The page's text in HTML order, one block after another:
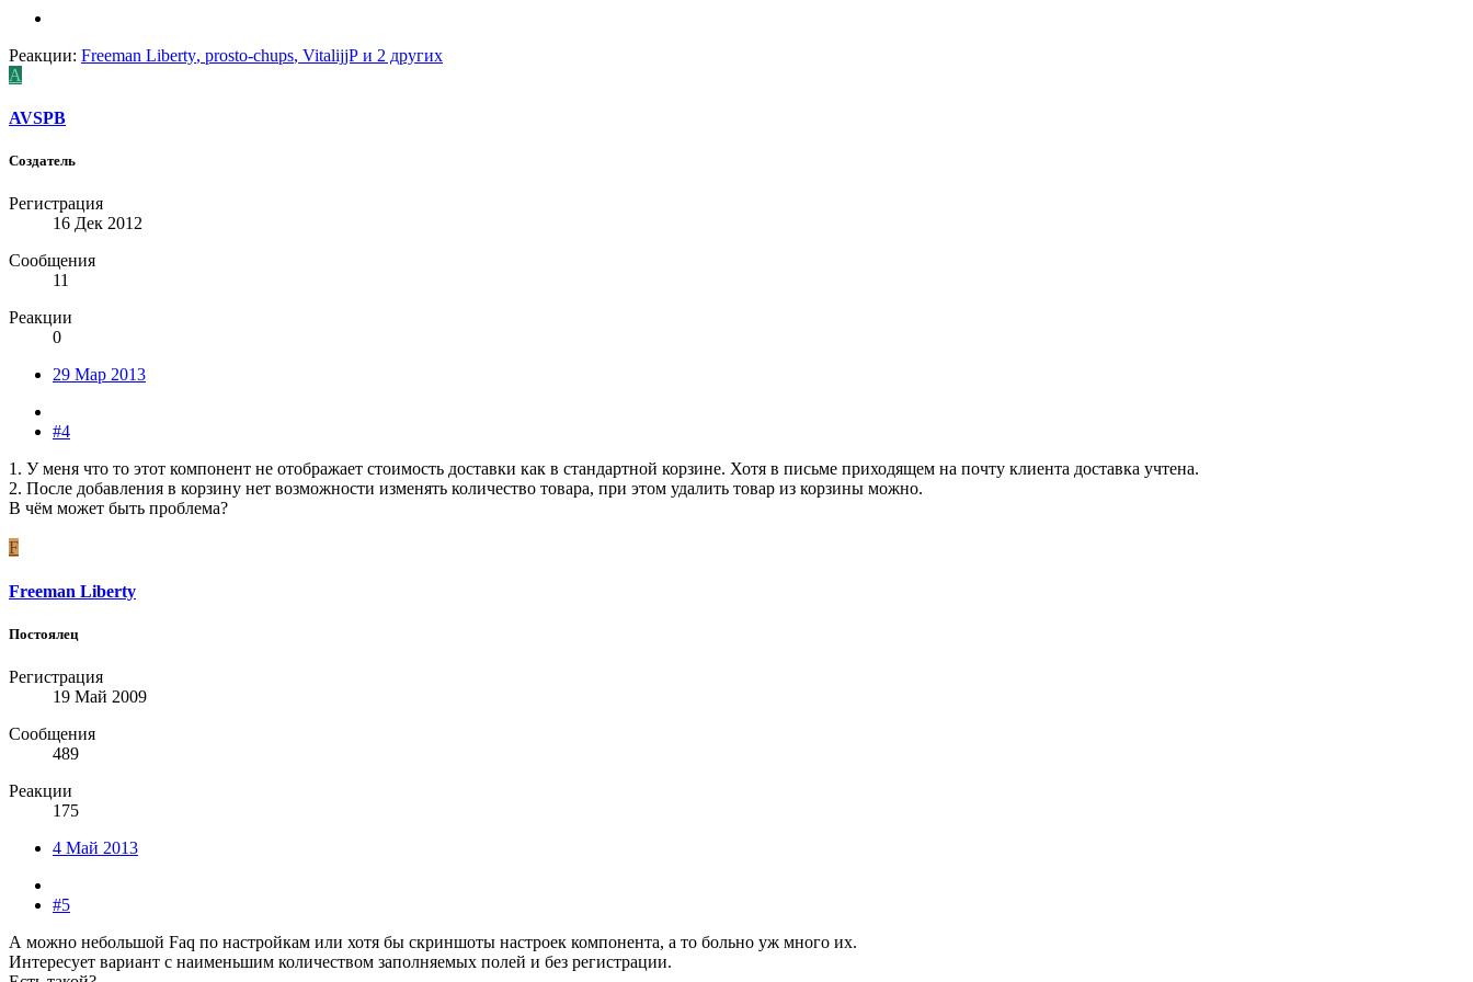
Реакции: Freeman Liberty, prosto-chups, VitalijjP и 2 других
A
AVSPB
Создатель
Регистрация
16 Дек 2012
Сообщения
11
Реакции
0
29 Мар 2013
#4
1. У меня что то этот компонент не отображает стоимость доставки как в стандартной корзине. Хотя в письме приходящем на почту клиента доставка учтена.
2. После добавления в корзину нет возможности изменять количество товара, при этом удалить товар из корзины можно.
В чём может быть проблема?
F
Freeman Liberty
Постоялец
Регистрация
19 Май 2009
Сообщения
489
Реакции
175
4 Май 2013
#5
А можно небольшой Faq по настройкам или хотя бы скриншоты настроек компонента, а то больно уж много их.
Интересует вариант с наименьшим количеством заполняемых полей и без регистрации.